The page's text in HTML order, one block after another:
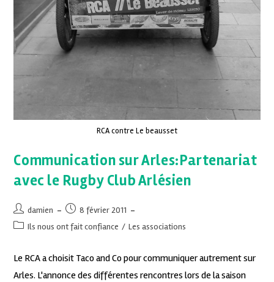
RCA contre Le beausset
Communication sur Arles:Partenariat
avec le Rugby Club Arlésien
damien
8 février 2011
Ils nous ont fait confiance / Les associations
Le RCA a choisit Taco and Co pour communiquer autrement sur
Arles. L'annonce des différentes rencontres lors de la saison